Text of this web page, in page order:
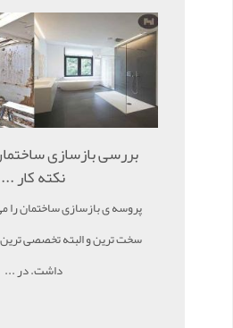
بررسی بازسازی
نکته کار ...
پروسه ی بازسازی ساختمان را
سخت ترین و البته تخصصی ترین
داشت. در ...